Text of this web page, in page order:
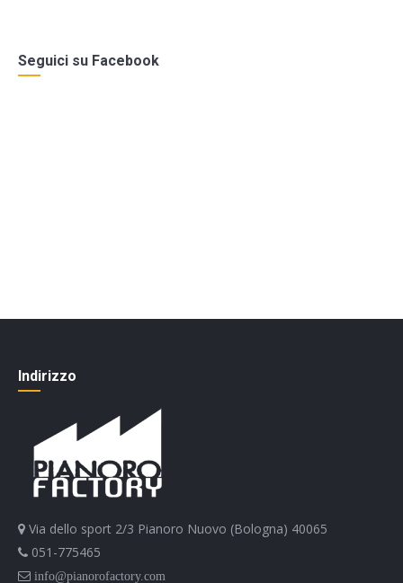
Seguici su Facebook
Indirizzo
Via dello sport 2/3 Pianoro Nuovo (Bologna) 40065
051-775465
info@pianorofactory.com